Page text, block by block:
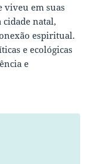
viveu em suas
natal,
espiritual.
e ecológicas
e